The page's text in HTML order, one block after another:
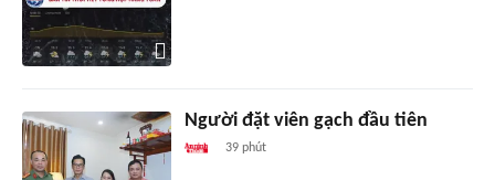
Người đặt viên gạch đầu tiên
39 phút